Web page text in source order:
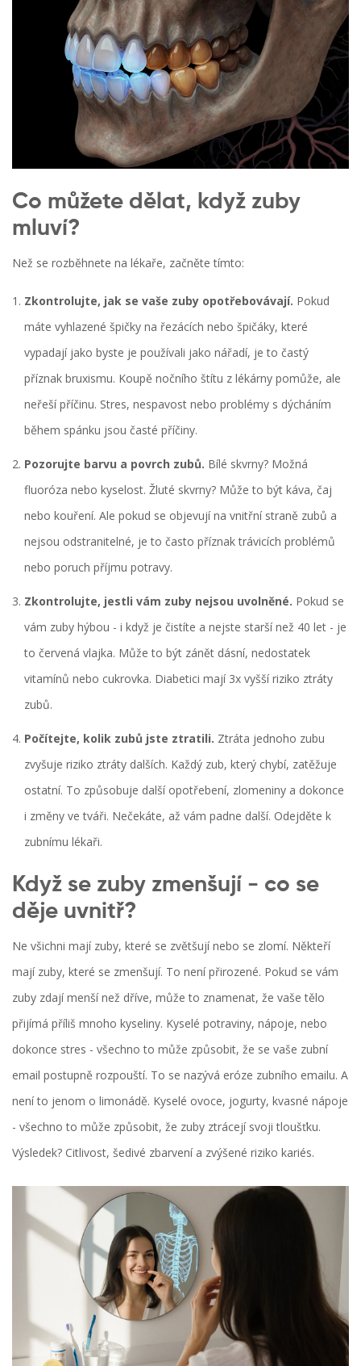
Co můžete dělat, když zuby
mluví?
Než se rozběhnete na lékaře, začněte tímto:
Zkontrolujte, jak se vaše zuby opotřebovávají. Pokud
máte vyhlazené špičky na řezácích nebo špičáky, které
vypadají jako byste je používali jako nářadí, je to častý
příznak bruxismu. Koupě nočního štítu z lékárny pomůže, ale
neřeší příčinu. Stres, nespavost nebo problémy s dýcháním
během spánku jsou časté příčiny.
Pozorujte barvu a povrch zubů. Bílé skvrny? Možná
fluoróza nebo kyselost. Žluté skvrny? Může to být káva, čaj
nebo kouření. Ale pokud se objevují na vnitřní straně zubů a
nejsou odstranitelné, je to často příznak trávicích problémů
nebo poruch příjmu potravy.
Zkontrolujte, jestli vám zuby nejsou uvolněné. Pokud se
vám zuby hýbou - i když je čistíte a nejste starší než 40 let - je
to červená vlajka. Může to být zánět dásní, nedostatek
vitamínů nebo cukrovka. Diabetici mají 3x vyšší riziko ztráty
zubů.
Počítejte, kolik zubů jste ztratili. Ztráta jednoho zubu
zvyšuje riziko ztráty dalších. Každý zub, který chybí, zatěžuje
ostatní. To způsobuje další opotřebení, zlomeniny a dokonce
i změny ve tváři. Nečekáte, až vám padne další. Odejděte k
zubnímu lékaři.
Když se zuby zmenšují - co se
děje uvnitř?
Ne všichni mají zuby, které se zvětšují nebo se zlomí. Někteří
mají zuby, které se zmenšují. To není přirozené. Pokud se vám
zuby zdají menší než dříve, může to znamenat, že vaše tělo
přijímá příliš mnoho kyseliny. Kyselé potraviny, nápoje, nebo
dokonce stres - všechno to může způsobit, že se vaše zubní
email postupně rozpouští. To se nazývá eróze zubního emailu. A
není to jenom o limonádě. Kyselé ovoce, jogurty, kvasné nápoje
- všechno to může způsobit, že zuby ztrácejí svoji tloušťku.
Výsledek? Citlivost, šedivé zbarvení a zvýšené riziko kariés.